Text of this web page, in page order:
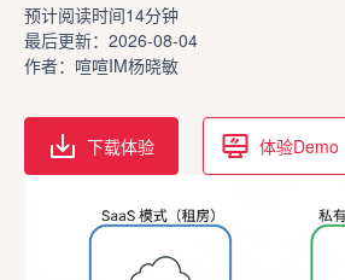
预计阅读时间14分钟
最后更新：2026-08-04
作者：喧喧IM杨晓敏
下载体验 体验Demo